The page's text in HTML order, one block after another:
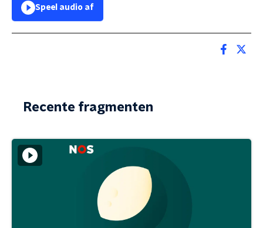
Speel audio af
Recente fragmenten